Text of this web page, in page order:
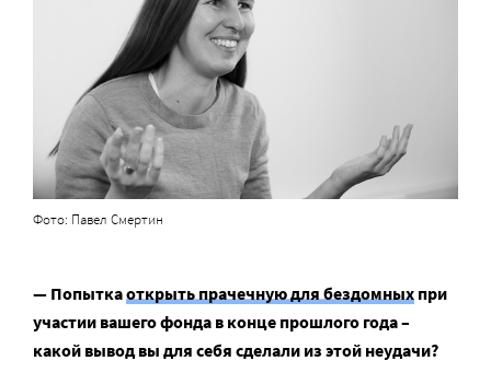
Фото: Павел Смертин
— Попыткаоткрыть прачечную для бездомных при
участии вашего фонда в конце прошлого года –
какой вывод вы для себя сделали из этой неудачи?